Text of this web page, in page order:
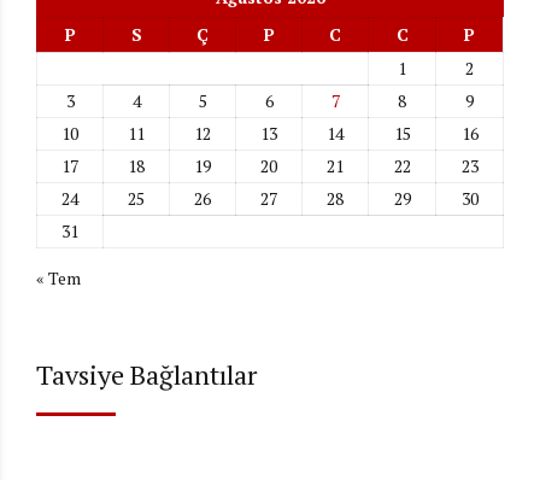
P
S Ç P C C
P
1
2
3
4 5 6 7 8
9
10
11 12 13 14 15
16
17
18 19 20 21 22
23
24
25 26 27 28 29
30
31
« Tem
Tavsiye Bağlantılar